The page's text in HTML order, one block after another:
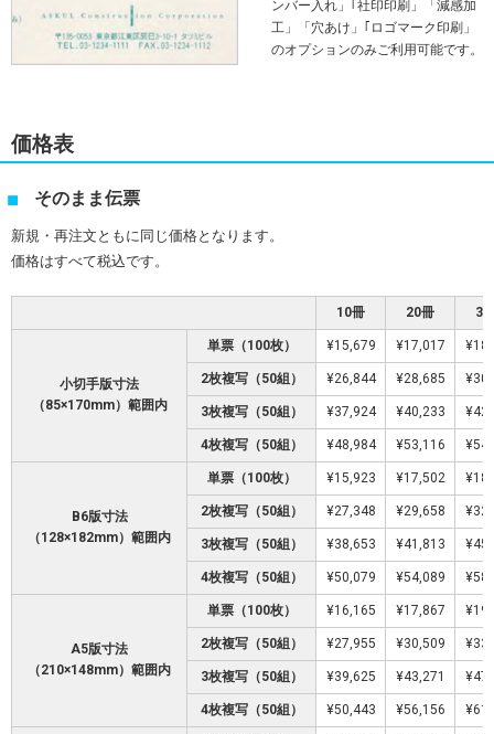
ンバー入れ」｢社印印刷」「減感加
工」「穴あけ」｢ロゴマーク印刷」
のオプションのみご利用可能です。
価格表
そのまま伝票
新規・再注文ともに同じ価格となります。
価格はすべて税込です。
10冊 20冊 30
小切手版寸法
（85×170mm）範囲内
単票（100枚） ¥15,679 ¥17,017
2枚複写（50組） ¥26,844 ¥28,685
3枚複写（50組） ¥37,924 ¥40,233
4枚複写（50組） ¥48,984 ¥53,116
B6版寸法
（128×182mm）範囲内
単票（100枚） ¥15,923 ¥17,502
2枚複写（50組） ¥27,348 ¥29,658
3枚複写（50組） ¥38,653 ¥41,813
4枚複写（50組） ¥50,079 ¥54,089
A5版寸法
（210×148mm）範囲内
単票（100枚） ¥16,165 ¥17,867
2枚複写（50組） ¥27,955 ¥30,509
3枚複写（50組） ¥39,625 ¥43,271
4枚複写（50組） ¥50,443 ¥56,156